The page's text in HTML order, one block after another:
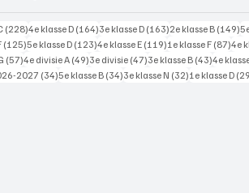
(228)228 posts
4e klasse D (164)164 posts
3e klasse D (163)163 posts
2e klasse B (149)
(125)125 posts
5e klasse D (123)123 posts
4e klasse E (119)119 posts
1e klasse F (87)87
4e
(57)57 posts
4e divisie A (49)49 posts
3e divisie (47)47 posts
3e klasse B (43)43 posts
4e
2027 (34)34 posts
5e klasse B (34)34 posts
3e klasse N (32)32 posts
1e klasse D